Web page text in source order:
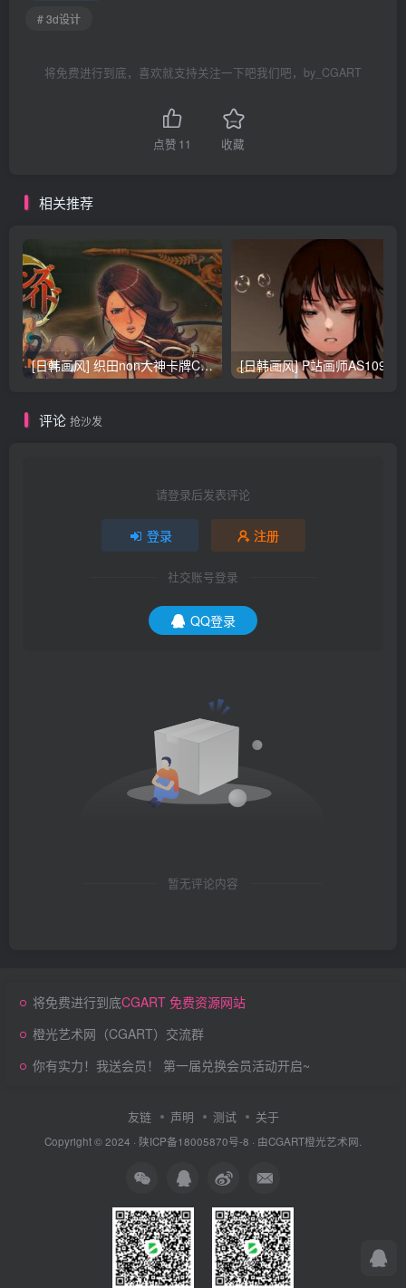
# 3d设计
将免费进行到底，喜欢就支持关注一下吧我们吧，by_CGART
点赞 11 收藏
相关推荐
[日韩画风] 织田non大神卡牌CG插画设计画集256P 161M_CG原画资源
评论 抢沙发
请登录后发表评论
登录 注册
社交账号登录
QQ登录
暂无评论内容
将免费进行到底CGART 免费资源网站
橙光艺术网（CGART）交流群
你有实力！我送会员！ 第一届兑换会员活动开启~
友链 声明 测试 关于
Copyright © 2024 · 陕ICP备18005870号-8 · 由CGART橙光艺术网.